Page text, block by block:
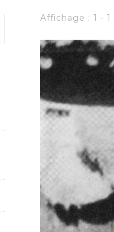
Affichage : 1 - 1